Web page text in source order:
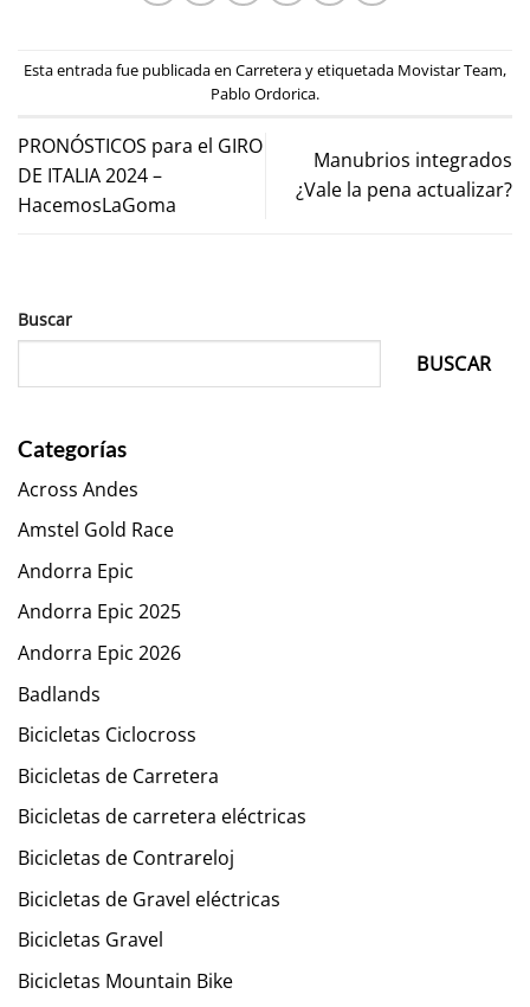
Esta entrada fue publicada en Carreteray etiquetada Movistar Team,
Pablo Ordorica.
PRONÓSTICOS para el GIRO
DE ITALIA 2024 –
HacemosLaGoma
Manubrios integrados
¿Vale la pena actualizar?
Buscar
BUSCAR
Categorías
Across Andes
Amstel Gold Race
Andorra Epic
Andorra Epic 2025
Andorra Epic 2026
Badlands
Bicicletas Ciclocross
Bicicletas de Carretera
Bicicletas de carretera eléctricas
Bicicletas de Contrareloj
Bicicletas de Gravel eléctricas
Bicicletas Gravel
Bicicletas Mountain Bike